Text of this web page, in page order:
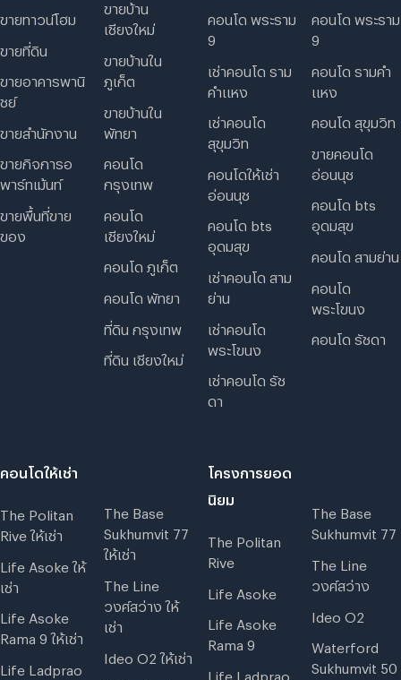
ขายทาวน์โฮม
ขายที่ดิน
ขายอาคารพานิ
ชย์
ขายสำนักงาน
ขายกิจการอ
พาร์ทเม้นท์
ขายพื้นที่ขาย
ของ
ขายบ้าน
เชียงใหม่
ขายบ้านใน
ภูเก็ต
ขายบ้านใน
พัทยา
คอนโด
กรุงเทพ
คอนโด
เชียงใหม่
คอนโด ภูเก็ต
คอนโด พัทยา
ที่ดิน กรุงเทพ
ที่ดิน เชียงใหม่
คอนโด พระราม
9
เช่าคอนโด ราม
คําแหง
เช่าคอนโด
สุขุมวิท
คอนโดให้เช่า
อ่อนนุช
คอนโด bts
อุดมสุข
เช่าคอนโด สาม
ย่าน
เช่าคอนโด
พระโขนง
เช่าคอนโด รัช
ดา
คอนโด พระราม
9
คอนโด รามคํา
แหง
คอนโด สุขุมวิท
ขายคอนโด
อ่อนนุช
คอนโด bts
อุดมสุข
คอนโด สามย่าน
คอนโด
พระโขนง
คอนโด รัชดา
คอนโดให้เช่า
The Politan
Rive ให้เช่า
Life Asoke ให้
เช่า
Life Asoke
Rama 9 ให้เช่า
Life Ladprao
The Base
Sukhumvit 77
ให้เช่า
The Line
วงศ์สว่าง ให้
เช่า
Ideo O2 ให้เช่า
โครงการยอด
นิยม
The Politan
Rive
Life Asoke
Life Asoke
Rama 9
Life Ladprao
The Base
Sukhumvit 77
The Line
วงศ์สว่าง
Ideo O2
Waterford
Sukhumvit 50